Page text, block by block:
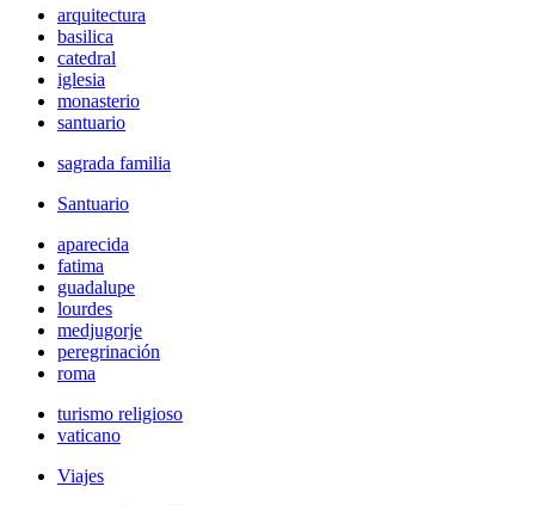
arquitectura
basilica
catedral
iglesia
monasterio
santuario
sagrada familia
Santuario
aparecida
fatima
guadalupe
lourdes
medjugorje
peregrinación
roma
turismo religioso
vaticano
Viajes